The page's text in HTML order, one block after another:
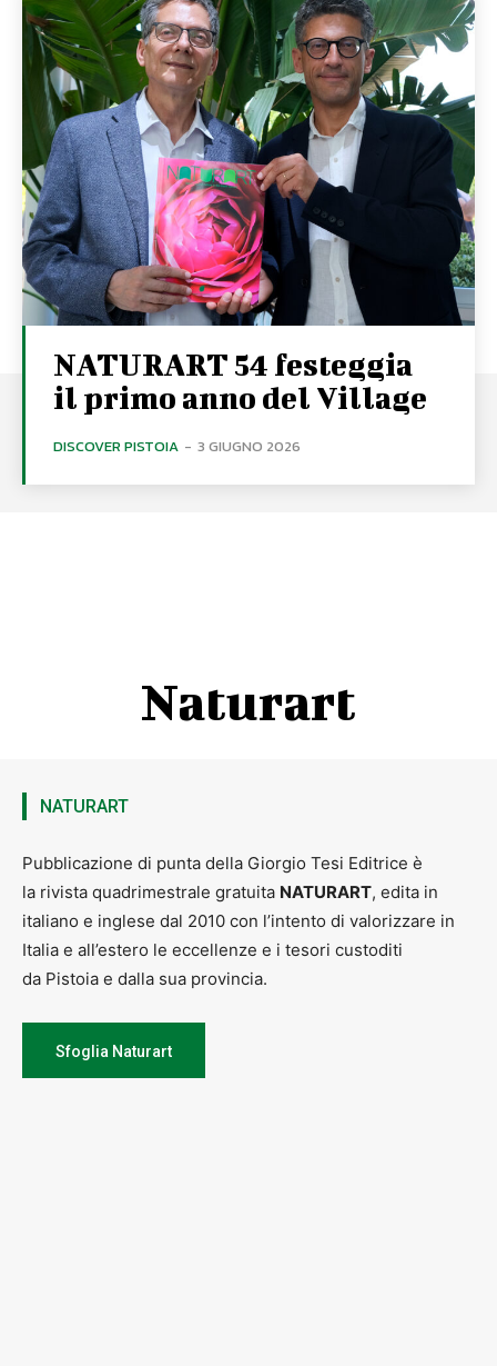
NATURART 54 festeggia
il primo anno del Village
DISCOVER PISTOIA - 3 GIUGNO 2026
Naturart
NATURART
Pubblicazione di punta della Giorgio Tesi Editrice è
la rivista quadrimestrale gratuita NATURART, edita in
italiano e inglese dal 2010 con l’intento di valorizzare in
Italia e all’estero le eccellenze e i tesori custoditi
da Pistoia e dalla sua provincia.
Sfoglia Naturart